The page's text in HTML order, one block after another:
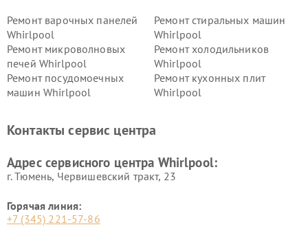
Ремонт варочных панелей
Whirlpool
Ремонт стиральных машин
Whirlpool
Ремонт микроволновых
печей Whirlpool
Ремонт холодильников
Whirlpool
Ремонт посудомоечных
машин Whirlpool
Ремонт кухонных плит
Whirlpool
Контакты сервис центра
Адрес сервисного центра Whirlpool:
г. Тюмень, ​Червишевский тракт, 23
Горячая линия:
+7 (345) 221-57-86